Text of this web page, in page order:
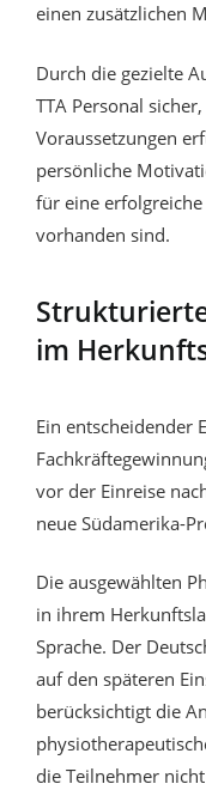
einen zusätzlichen
Durch die gezielte
TTA Personal
Voraussetzungen
persönliche
für eine
vorhanden sind.
im
Ein entscheidender
vor der Einreise
neue Südamerika-
Die ausgewählten
in ihrem
Sprache. Der
auf den späteren
berücksichtigt die
die Teilnehmer